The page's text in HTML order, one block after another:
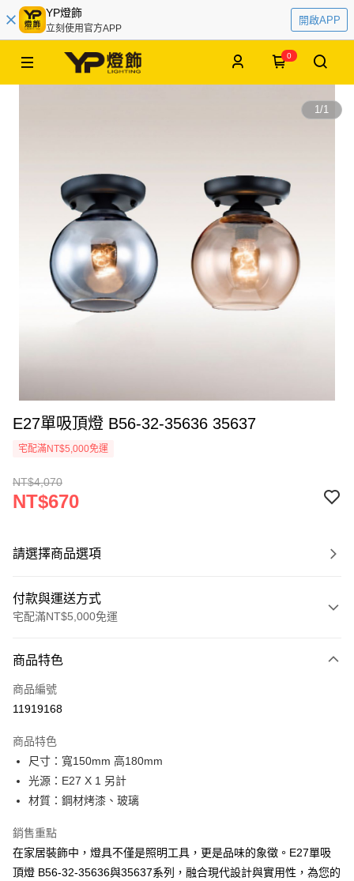
YP燈飾
立刻使用官方APP
開啟APP
0
1/1
E27單吸頂燈 B56-32-35636 35637
宅配滿NT$5,000免運
NT$4,070
NT$670
請選擇商品選項
付款與運送方式
宅配滿NT$5,000免運
信用卡一次付款
LINE Pay
街口支付
悠遊付
全盈+PAY
AFTEE先享後付
商品特色
商品編號
11919168
商品特色
尺寸：寬150mm 高180mm
光源：E27 X 1 另計
材質：鋼材烤漆、玻璃
銷售重點
在家居裝飾中，燈具不僅是照明工具，更是品味的象徵。E27單吸
頂燈 B56-32-35636與35637系列，融合現代設計與實用性，為您的